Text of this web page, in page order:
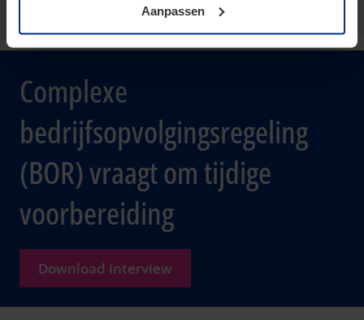
Aanpassen
Complexe
bedrijfsopvolgingsregeling
(BOR) vraagt om tijdige
voorbereiding
Download interview